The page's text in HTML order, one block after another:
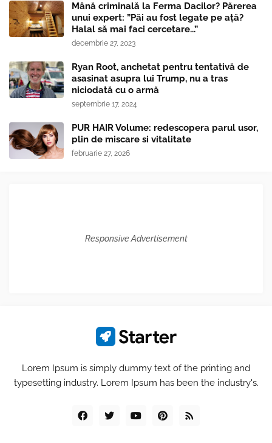
Mână criminală la Ferma Dacilor? Părerea
unui expert: ”Păi au fost legate pe ață?
Halal să mai faci cercetare...”
decembrie 27, 2023
Ryan Root, anchetat pentru tentativă de
asasinat asupra lui Trump, nu a tras
niciodată cu o armă
septembrie 17, 2024
PUR HAIR Volume: redescopera parul usor,
plin de miscare si vitalitate
februarie 27, 2026
Responsive Advertisement
Lorem Ipsum is simply dummy text of the printing and
typesetting industry. Lorem Ipsum has been the industry's.